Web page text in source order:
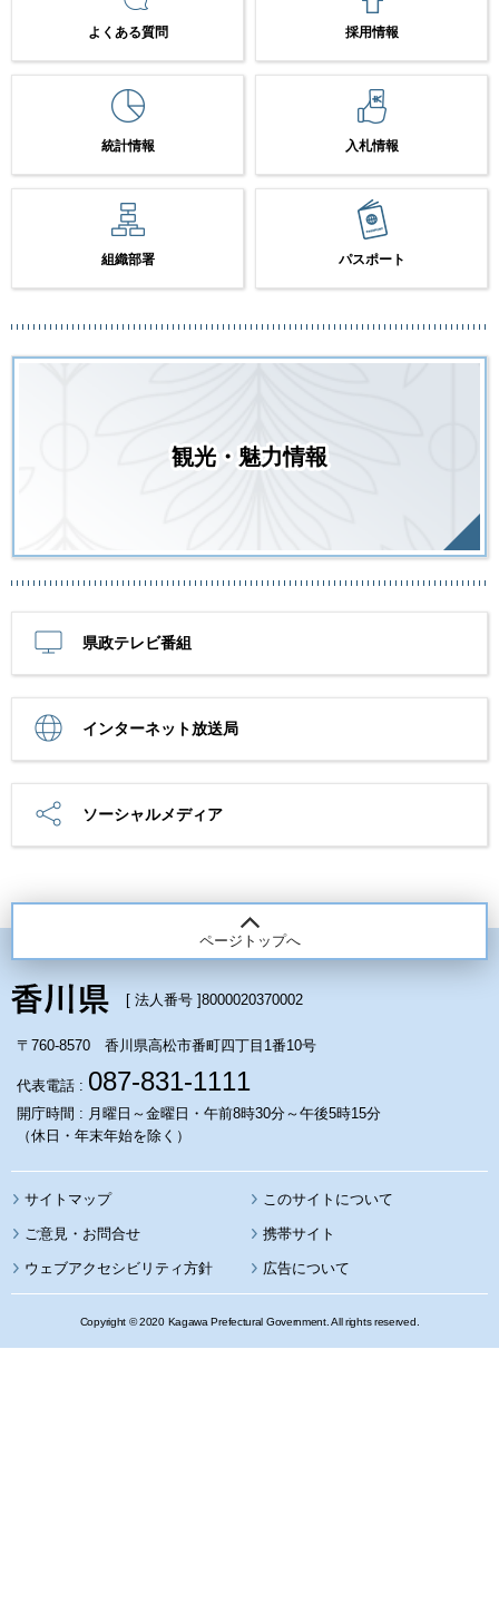
よくある質問 採用情報
統計情報 入札情報
組織部署 パスポート
観光・魅力情報
県政テレビ番組
インターネット放送局
ソーシャルメディア
ページトップへ
[ 法人番号 ]8000020370002
〒760-8570 香川県高松市番町四丁目1番10号
代表電話 : 087-831-1111
開庁時間 : 月曜日～金曜日・午前8時30分～午後5時15分
（休日・年末年始を除く）
サイトマップ このサイトについて
携帯サイト
ウェブアクセシビリティ方針 広告について
Copyright © 2020 Kagawa Prefectural Government. All rights reserved.